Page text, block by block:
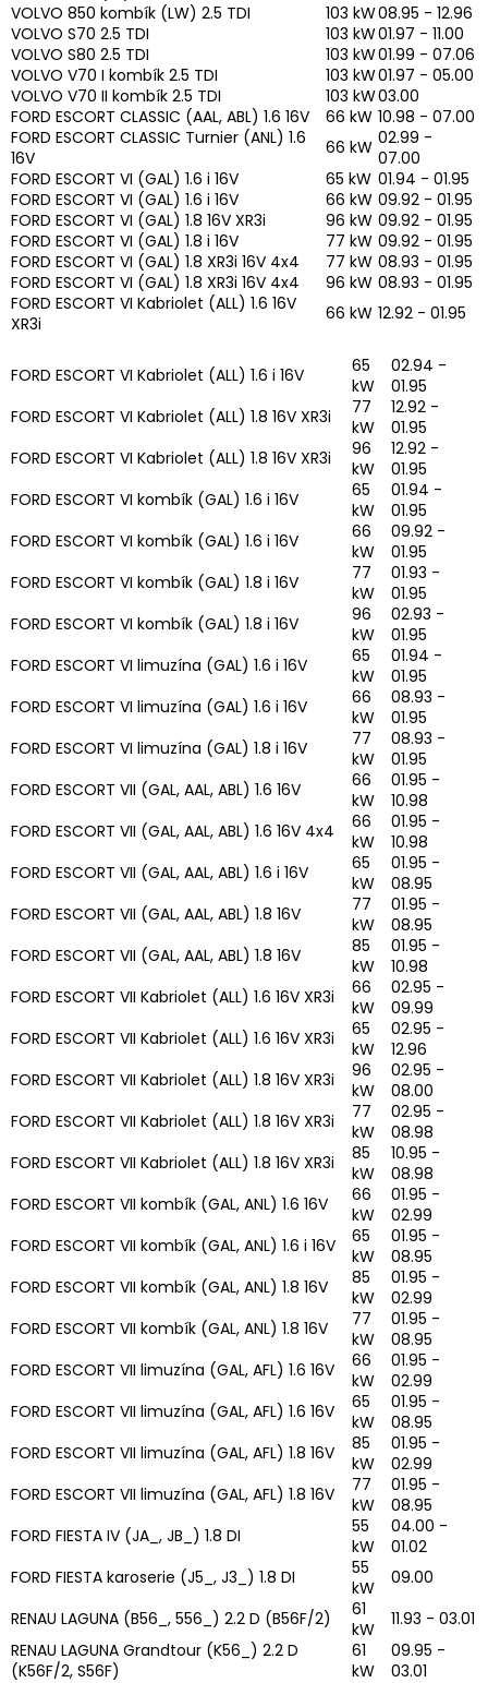
VOLVO 850 kombík (LW) 2.5 TDI
103 kW08.95 - 12.96
VOLVO S70 2.5 TDI
103 kW01.97 - 11.00
VOLVO S80 2.5 TDI
103 kW01.99 - 07.06
VOLVO V70 I kombík 2.5 TDI
103 kW01.97 - 05.00
VOLVO V70 II kombík 2.5 TDI
103 kW03.00
FORD ESCORT CLASSIC (AAL, ABL) 1.6 16V
66 kW 10.98 - 07.00
FORD ESCORT CLASSIC Turnier (ANL) 1.6
16V
66 kW 02.99 -
07.00
FORD ESCORT VI (GAL) 1.6 i 16V
65 kW 01.94 - 01.95
FORD ESCORT VI (GAL) 1.6 i 16V
66 kW 09.92 - 01.95
FORD ESCORT VI (GAL) 1.8 16V XR3i
96 kW 09.92 - 01.95
FORD ESCORT VI (GAL) 1.8 i 16V
77 kW 09.92 - 01.95
FORD ESCORT VI (GAL) 1.8 XR3i 16V 4x4
77 kW 08.93 - 01.95
FORD ESCORT VI (GAL) 1.8 XR3i 16V 4x4
96 kW 08.93 - 01.95
FORD ESCORT VI Kabriolet (ALL) 1.6 16V
XR3i
66 kW 12.92 - 01.95
FORD ESCORT VI Kabriolet (ALL) 1.6 i 16V
65
kW
02.94 -
01.95
FORD ESCORT VI Kabriolet (ALL) 1.8 16V XR3i
77
kW
12.92 -
01.95
FORD ESCORT VI Kabriolet (ALL) 1.8 16V XR3i
96
kW
12.92 -
01.95
FORD ESCORT VI kombík (GAL) 1.6 i 16V
65
kW
01.94 -
01.95
FORD ESCORT VI kombík (GAL) 1.6 i 16V
66
kW
09.92 -
01.95
FORD ESCORT VI kombík (GAL) 1.8 i 16V
77
kW
01.93 -
01.95
FORD ESCORT VI kombík (GAL) 1.8 i 16V
96
kW
02.93 -
01.95
FORD ESCORT VI limuzína (GAL) 1.6 i 16V
65
kW
01.94 -
01.95
FORD ESCORT VI limuzína (GAL) 1.6 i 16V
66
kW
08.93 -
01.95
FORD ESCORT VI limuzína (GAL) 1.8 i 16V
77
kW
08.93 -
01.95
FORD ESCORT VII (GAL, AAL, ABL) 1.6 16V
66
kW
01.95 -
10.98
FORD ESCORT VII (GAL, AAL, ABL) 1.6 16V 4x4
66
kW
01.95 -
10.98
FORD ESCORT VII (GAL, AAL, ABL) 1.6 i 16V
65
kW
01.95 -
08.95
FORD ESCORT VII (GAL, AAL, ABL) 1.8 16V
77
kW
01.95 -
08.95
FORD ESCORT VII (GAL, AAL, ABL) 1.8 16V
85
kW
01.95 -
10.98
FORD ESCORT VII Kabriolet (ALL) 1.6 16V XR3i
66
kW
02.95 -
09.99
FORD ESCORT VII Kabriolet (ALL) 1.6 16V XR3i
65
kW
02.95 -
12.96
FORD ESCORT VII Kabriolet (ALL) 1.8 16V XR3i
96
kW
02.95 -
08.00
FORD ESCORT VII Kabriolet (ALL) 1.8 16V XR3i
77
kW
02.95 -
08.98
FORD ESCORT VII Kabriolet (ALL) 1.8 16V XR3i
85
kW
10.95 -
08.98
FORD ESCORT VII kombík (GAL, ANL) 1.6 16V
66
kW
01.95 -
02.99
FORD ESCORT VII kombík (GAL, ANL) 1.6 i 16V
65
kW
01.95 -
08.95
FORD ESCORT VII kombík (GAL, ANL) 1.8 16V
85
kW
01.95 -
02.99
FORD ESCORT VII kombík (GAL, ANL) 1.8 16V
77
kW
01.95 -
08.95
FORD ESCORT VII limuzína (GAL, AFL) 1.6 16V
66
kW
01.95 -
02.99
FORD ESCORT VII limuzína (GAL, AFL) 1.6 16V
65
kW
01.95 -
08.95
FORD ESCORT VII limuzína (GAL, AFL) 1.8 16V
85
kW
01.95 -
02.99
FORD ESCORT VII limuzína (GAL, AFL) 1.8 16V
77
kW
01.95 -
08.95
FORD FIESTA IV (JA_, JB_) 1.8 DI
55
kW
04.00 -
01.02
FORD FIESTA karoserie (J5_, J3_) 1.8 DI
55
kW
09.00
RENAU LAGUNA (B56_, 556_) 2.2 D (B56F/2)
61
kW
11.93 - 03.01
RENAU LAGUNA Grandtour (K56_) 2.2 D
(K56F/2, S56F)
61
kW
09.95 -
03.01